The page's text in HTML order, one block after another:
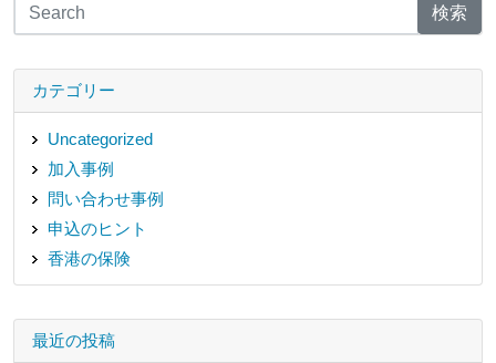
検索
カテゴリー
Uncategorized
加入事例
問い合わせ事例
申込のヒント
香港の保険
最近の投稿